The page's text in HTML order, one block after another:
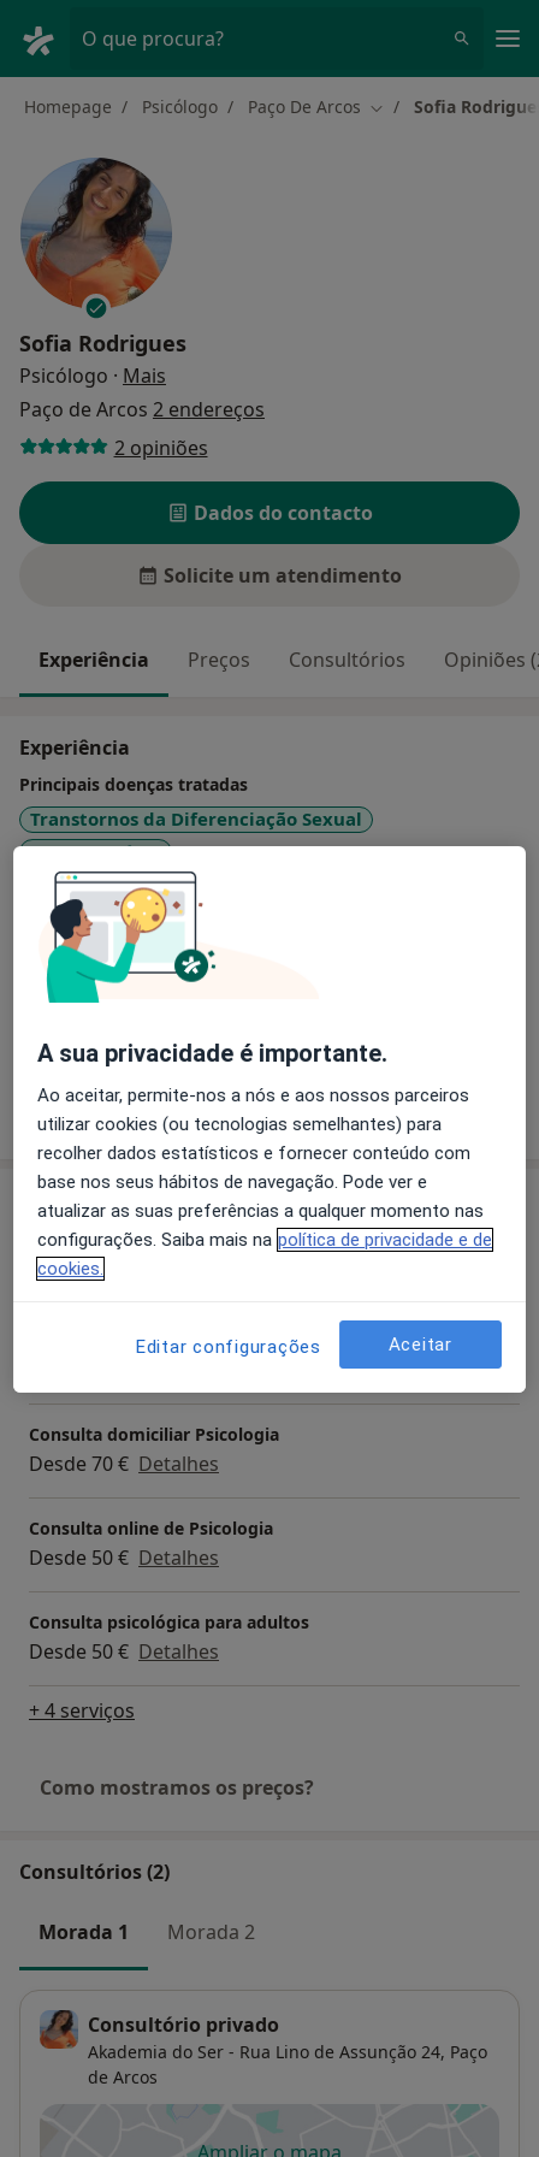
O que procura?
Homepage Psicólogo Paço De Arcos Mudar de cidade
Sofia
Sofia Rodrigues
Psicólogo · Mais
Paço de Arcos 2 endereços
2 opiniões
Dados do contacto
Solicite um atendimento
Experiência Preços Consultórios Opiniões
Experiência
Principais doenças tratadas
Transtornos da Diferenciação Sexual
Hipocondríase
Transtornos Sexuais e da Identidade Sexual
Transtornos Cognitivos
a11y_sr_more_diseases
Pacientes que trato
Adultos
Mostrar mais detalhes
sobre a experiência
Serviços e preços
Primeira consulta Psicologia
Desde 50 €
Acompanhamento de doentes crónicos
Consulta domiciliar Psicologia
Desde 70 € Detalhes
Consulta online de Psicologia
Desde 50 € Detalhes
Consulta psicológica para adultos
Desde 50 € Detalhes
+ 4 serviços
Como mostramos os preços?
Consultórios (2)
Morada 1 Morada 2
Consultório privado
Akademia do Ser - Rua Lino de Assunção 24, Paço
de Arcos
A sua privacidade é importante.
Ao aceitar, permite-nos a nós e aos nossos parceiros
utilizar cookies (ou tecnologias semelhantes) para
recolher dados estatísticos e fornecer conteúdo com
base nos seus hábitos de navegação. Pode ver e
atualizar as suas preferências a qualquer momento nas
configurações. Saiba mais na política de privacidade e de
cookies.
Editar configurações Aceitar